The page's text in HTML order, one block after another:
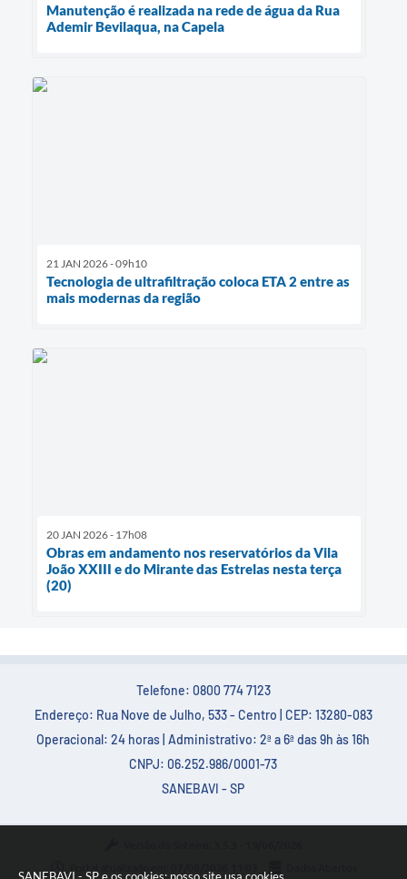
Manutenção é realizada na rede de água da Rua
Ademir Bevilaqua, na Capela
21 JAN 2026 - 09h10
Tecnologia de ultrafiltração coloca ETA 2 entre as
mais modernas da região
20 JAN 2026 - 17h08
Obras em andamento nos reservatórios da Vila
João XXIII e do Mirante das Estrelas nesta terça
(20)
Telefone: 0800 774 7123
Endereço: Rua Nove de Julho, 533 - Centro | CEP: 13280-083
Operacional: 24 horas | Administrativo: 2ª a 6ª das 9h às 16h
CNPJ: 06.252.986/0001-73
SANEBAVI - SP